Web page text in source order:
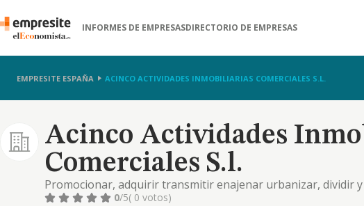
INFORMES DE EMPRESASDIRECTORIO DE EMPRESAS
EMPRESITE ESPAÑA ACINCO ACTIVIDADES INMOBILIARIAS COMERCIALES S.L.
Acinco Actividades
Comerciales S.l.
Promocionar, adquirir transmitir enajenar urbanizar, dividir
inmuebles, terrenos, fincas rusticas y urbanas, asi como
0/5( 0 votos)